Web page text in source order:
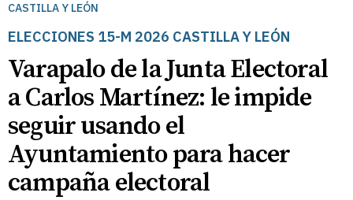
CASTILLA Y LEÓN
ELECCIONES 15-M 2026 CASTILLA Y LEÓN
Varapalo de la Junta Electoral
a Carlos Martínez: le impide
seguir usando el
Ayuntamiento para hacer
campaña electoral